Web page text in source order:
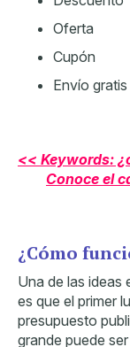
Oferta
Cupón
Envío gratis
<< Keywords:
Conoce el
¿Cómo
Una de las ideas
es que el primer
presupuesto
grande puede